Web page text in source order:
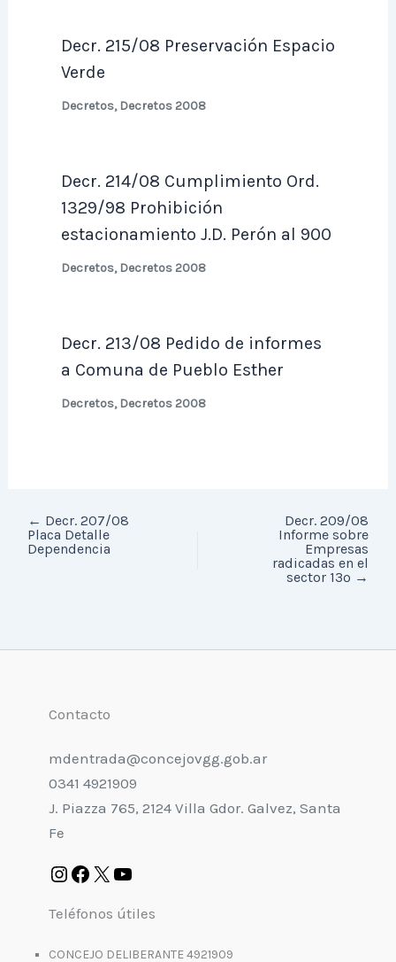
Decr. 215/08 Preservación Espacio
Verde
Decretos, Decretos 2008
Decr. 214/08 Cumplimiento Ord.
1329/98 Prohibición
estacionamiento J.D. Perón al 900
Decretos, Decretos 2008
Decr. 213/08 Pedido de informes
a Comuna de Pueblo Esther
Decretos, Decretos 2008
← Decr. 207/08
Placa Detalle
Dependencia
Decr. 209/08
Informe sobre
Empresas
radicadas en el
sector 13º →
Contacto
mdentrada@concejovgg.gob.ar
0341 4921909
J. Piazza 765, 2124 Villa Gdor. Galvez, Santa
Fe
Teléfonos útiles
CONCEJO DELIBERANTE 4921909